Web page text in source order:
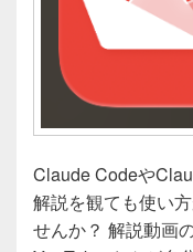
Claude Codeや
解説を観ても使い
せんか？ 解説動画